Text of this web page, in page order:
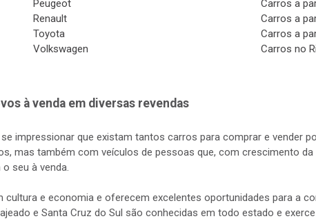
Peugeot
Renault
Toyota
Volkswagen
Carros a
Carros a
Carros a
Carros no
à venda em diversas revendas
impressionar que existam tantos carros para comprar e vender
mas também com veículos de pessoas que, com crescimento
seu à venda.
cultura e economia e oferecem excelentes oportunidades para a
e Santa Cruz do Sul são conhecidas em todo estado e